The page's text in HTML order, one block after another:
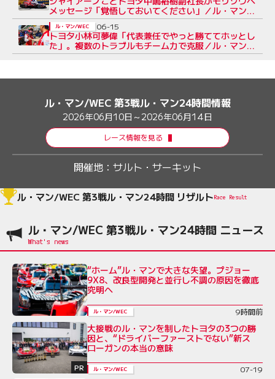
メッセージ「覚悟しておいてください」／ル・マン
24時間
トヨタ小林可夢偉「代表兼任でやっと勝ててホッとし
た」。複数のトラブルもチーム力で克服／ル・マン
24時間
ル・マン/WEC 06-15
ル・マン/WEC 第3戦ル・マン24時間情報
2026年06月10日～2026年06月14日
レース情報を見る
開催地： サルト・サーキット
ル・マン/WEC 第3戦ル・マン24時間 リザルトRace Result
ル・マン/WEC 第3戦ル・マン24時間 ニュース
“ホーム”ル・マンで大きな失望。プジョー
9X8、改良型開発と並行し不調の原因を徹底
究明へ
ル・マン/WEC 9時間前
PR
大接戦のル・マンを制したトヨタの3つの勝
因と、“ドライバーファーストでない”新ス
ローガンの本当の意味
ル・マン/WEC 07-19